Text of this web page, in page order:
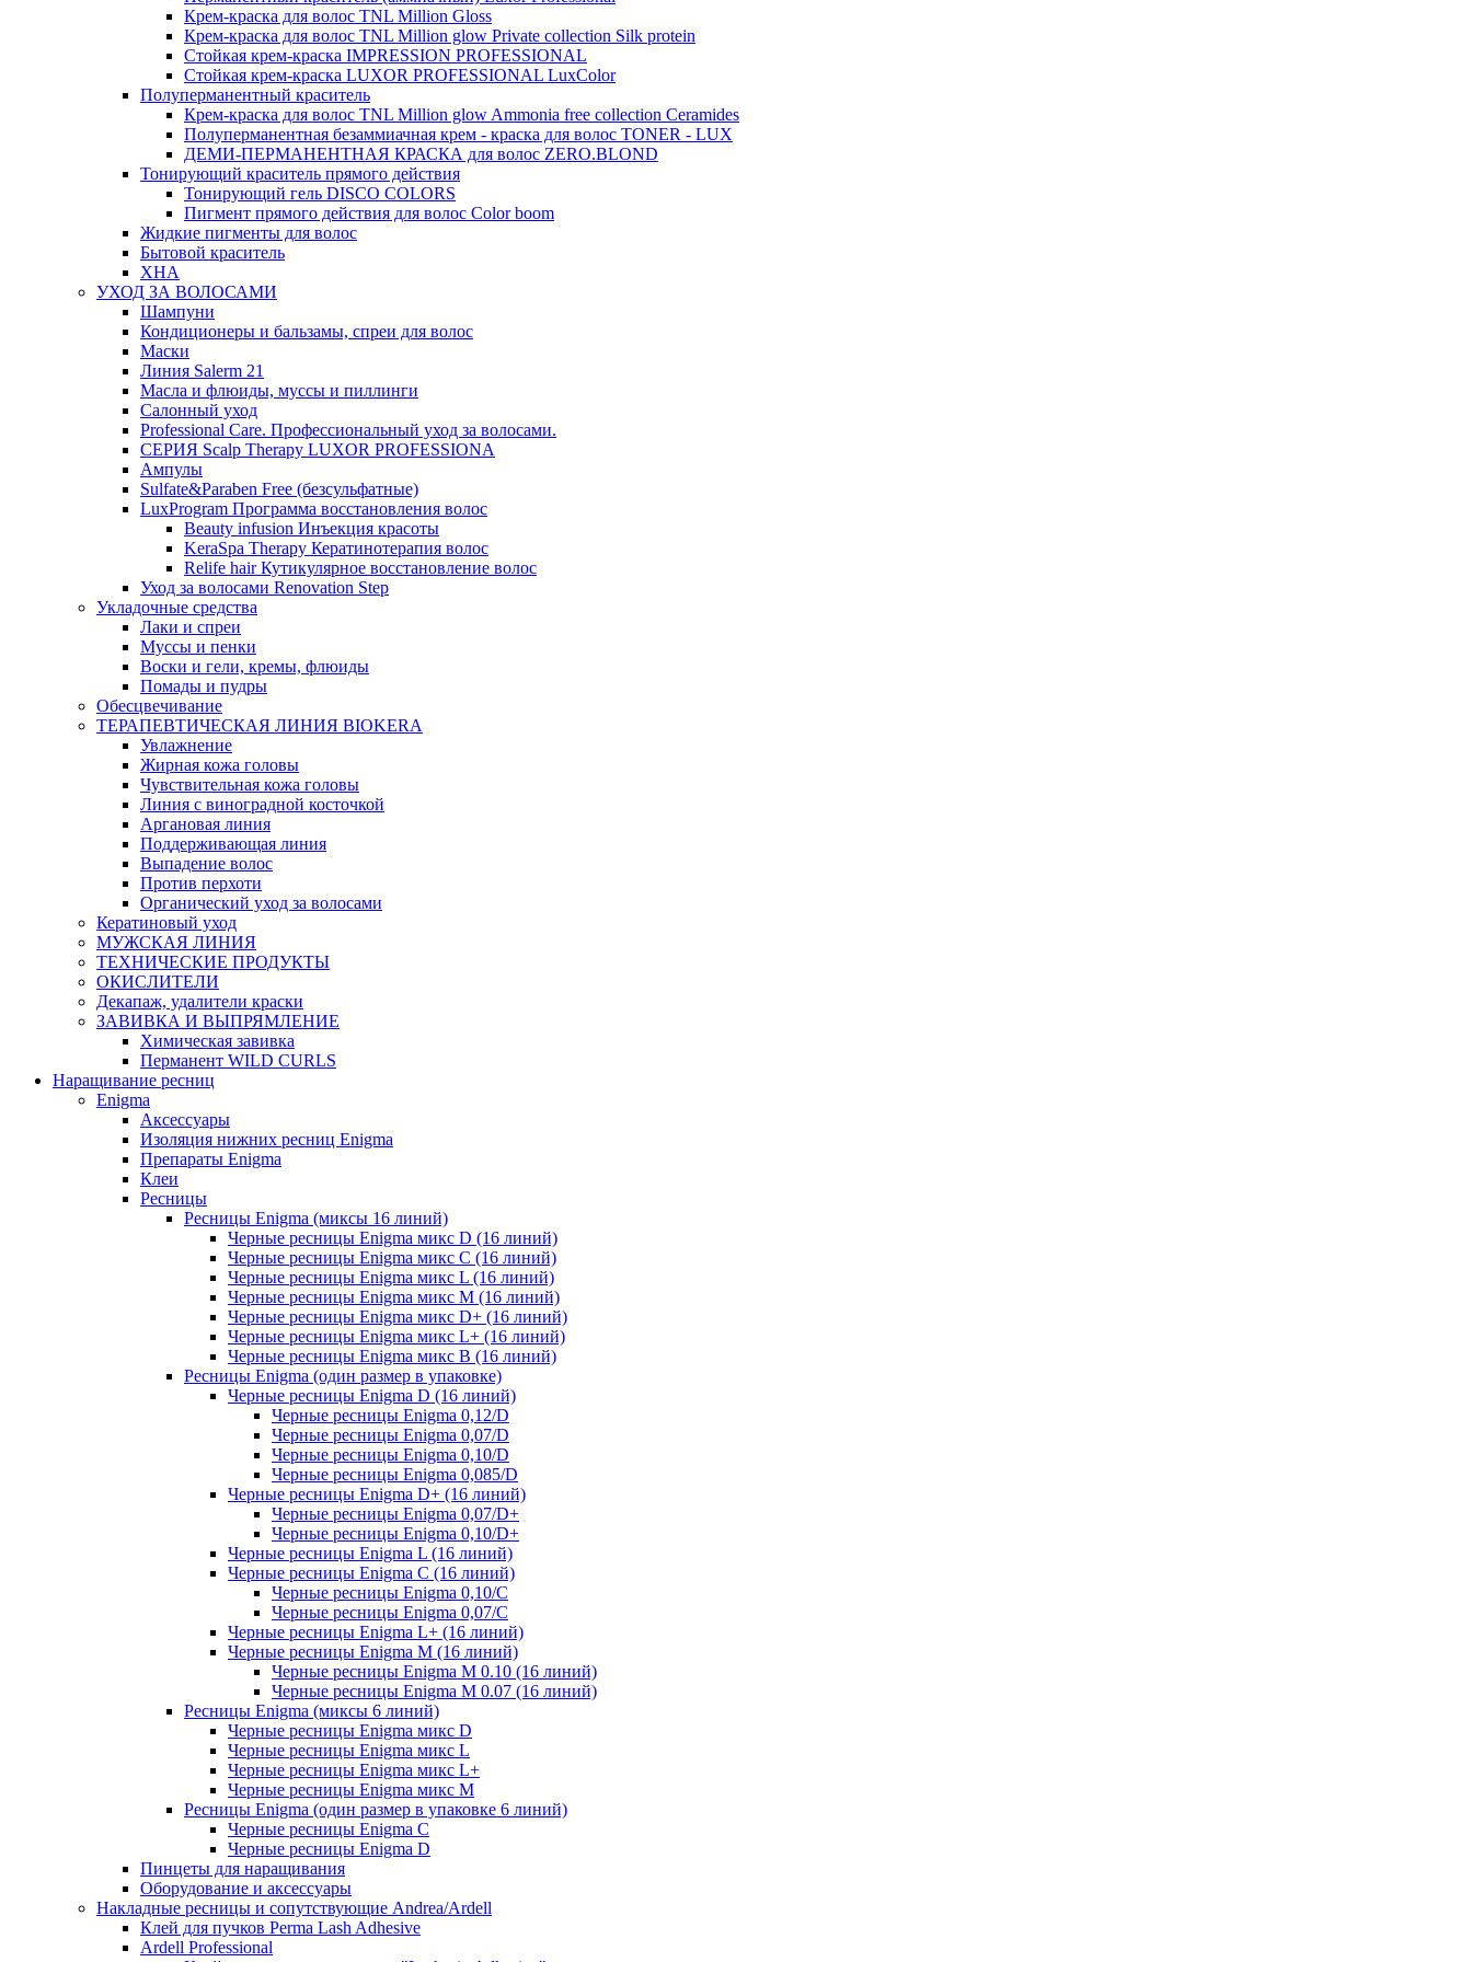
Крем-краска для волос TNL Million Gloss
Крем-краска для волос TNL Million glow Private collection Silk protein
Стойкая крем-краска IMPRESSION PROFESSIONAL
Стойкая крем-краска LUXOR PROFESSIONAL LuxColor
Полуперманентный краситель
Крем-краска для волос TNL Million glow Ammonia free collection Ceramides
Полуперманентная безаммиачная крем - краска для волос TONER - LUX
ДЕМИ-ПЕРМАНЕНТНАЯ КРАСКА для волос ZERO.BLOND
Тонирующий краситель прямого действия
Тонирующий гель DISCO COLORS
Пигмент прямого действия для волос Color boom
Жидкие пигменты для волос
Бытовой краситель
ХНА
УХОД ЗА ВОЛОСАМИ
Шампуни
Кондиционеры и бальзамы, спреи для волос
Маски
Линия Salerm 21
Масла и флюиды, муссы и пиллинги
Салонный уход
Professional Care. Профессиональный уход за волосами.
СЕРИЯ Scalp Therapy LUXOR PROFESSIONA
Ампулы
Sulfate&Paraben Free (безсульфатные)
LuxProgram Программа восстановления волос
Beauty infusion Инъекция красоты
KeraSpa Therapy Кератинотерапия волос
Relife hair Кутикулярное восстановление волос
Уход за волосами Renovation Step
Укладочные средства
Лаки и спреи
Муссы и пенки
Воски и гели, кремы, флюиды
Помады и пудры
Обесцвечивание
ТЕРАПЕВТИЧЕСКАЯ ЛИНИЯ BIOKERA
Увлажнение
Жирная кожа головы
Чувствительная кожа головы
Линия c виноградной косточкой
Аргановая линия
Поддерживающая линия
Выпадение волос
Против перхоти
Органический уход за волосами
Кератиновый уход
МУЖСКАЯ ЛИНИЯ
ТЕХНИЧЕСКИЕ ПРОДУКТЫ
ОКИСЛИТЕЛИ
Декапаж, удалители краски
ЗАВИВКА И ВЫПРЯМЛЕНИЕ
Химическая завивка
Перманент WILD CURLS
Наращивание ресниц
Enigma
Аксессуары
Изоляция нижних ресниц Enigma
Препараты Enigma
Клеи
Ресницы
Ресницы Enigma (миксы 16 линий)
Черные ресницы Enigma микс D (16 линий)
Черные ресницы Enigma микс C (16 линий)
Черные ресницы Enigma микс L (16 линий)
Черные ресницы Enigma микс M (16 линий)
Черные ресницы Enigma микс D+ (16 линий)
Черные ресницы Enigma микс L+ (16 линий)
Черные ресницы Enigma микс В (16 линий)
Ресницы Enigma (один размер в упаковке)
Черные ресницы Enigma D (16 линий)
Черные ресницы Enigma 0,12/D
Черные ресницы Enigma 0,07/D
Черные ресницы Enigma 0,10/D
Черные ресницы Enigma 0,085/D
Черные ресницы Enigma D+ (16 линий)
Черные ресницы Enigma 0,07/D+
Черные ресницы Enigma 0,10/D+
Черные ресницы Enigma L (16 линий)
Черные ресницы Enigma C (16 линий)
Черные ресницы Enigma 0,10/C
Черные ресницы Enigma 0,07/С
Черные ресницы Enigma L+ (16 линий)
Черные ресницы Enigma M (16 линий)
Черные ресницы Enigma M 0.10 (16 линий)
Черные ресницы Enigma M 0.07 (16 линий)
Ресницы Enigma (миксы 6 линий)
Черные ресницы Enigma микс D
Черные ресницы Enigma микс L
Черные ресницы Enigma микс L+
Черные ресницы Enigma микс M
Ресницы Enigma (один размер в упаковке 6 линий)
Черные ресницы Enigma C
Черные ресницы Enigma D
Пинцеты для наращивания
Оборудование и аксессуары
Накладные ресницы и сопутствующие Andrea/Ardell
Клей для пучков Perma Lash Adhesive
Ardell Professional